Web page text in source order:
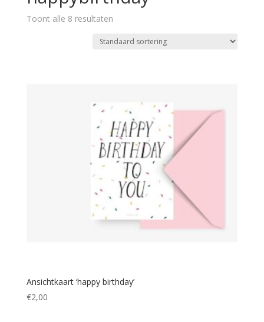
Toont alle 8 resultaten
Ansichtkaart ‘happy birthday’
€2,00